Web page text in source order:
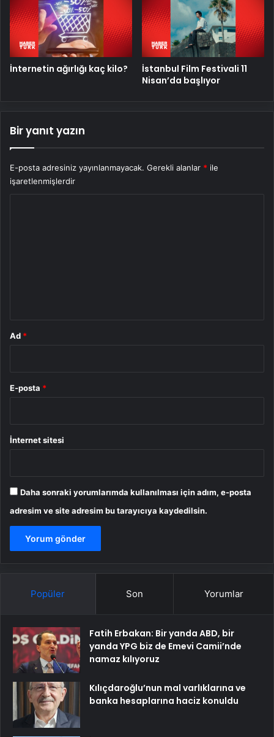
İnternetin ağırlığı kaç kilo?
İstanbul Film Festivali 11
Nisan’da başlıyor
Bir yanıt yazın
E-posta adresiniz yayınlanmayacak. Gerekli alanlar * ile
işaretlenmişlerdir
Ad *
E-posta *
İnternet sitesi
Daha sonraki yorumlarımda kullanılması için adım, e-posta
adresim ve site adresim bu tarayıcıya kaydedilsin.
Popüler Son Yorumlar
Fatih Erbakan: Bir yanda ABD, bir
yanda YPG biz de Emevi Camii’nde
namaz kılıyoruz
Kılıçdaroğlu’nun mal varlıklarına ve
banka hesaplarına haciz konuldu